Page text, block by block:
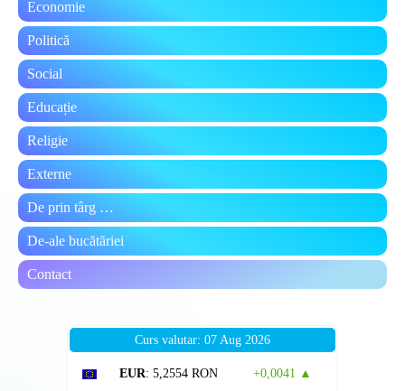
Economie
Politică
Social
Educație
Religie
Externe
De prin târg …
De-ale bucătăriei
Contact
Curs valutar: 07 Aug 2026
EUR: 5,2554 RON +0,0041 ▲